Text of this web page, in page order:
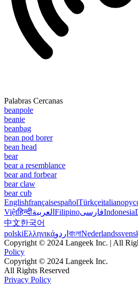
Palabras Cercanas
beanpole
beanie
beanbag
bean pod borer
bean head
bear
bear a resemblance
bear and forbear
bear claw
bear cub
EnglishfrançaisespañolTürkçeitaliano
Việtहिन्दीالعربية FilipinoفارسیIndonesia
中文한국어
polskiΕλληνικάاردو বাংলাNederlands
Copyright © 2024 Langeek Inc. | All
Policy
Copyright © 2024 Langeek Inc.
All Rights Reserved
Privacy Policy